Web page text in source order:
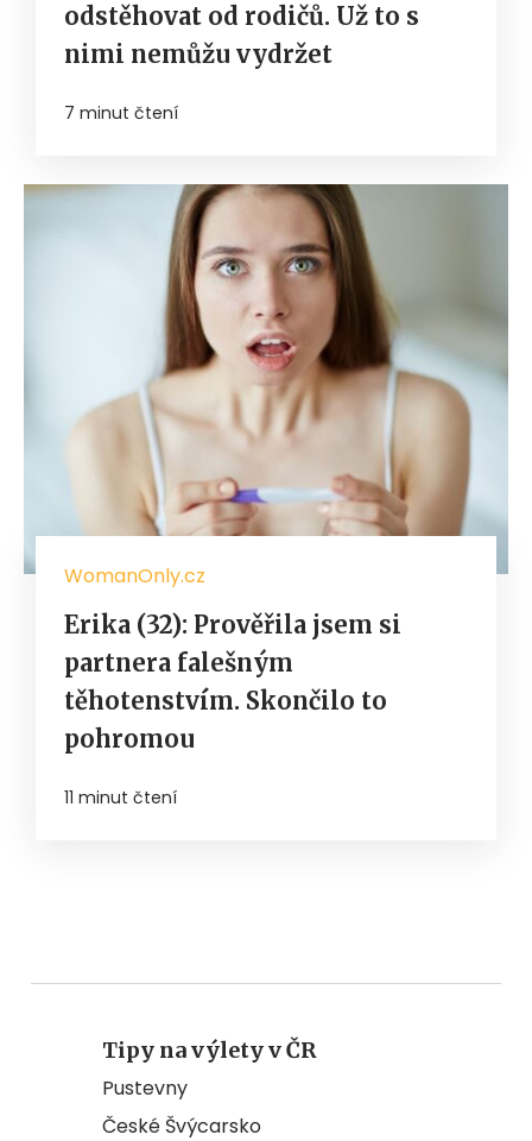
odstěhovat od rodičů. Už to s
nimi nemůžu vydržet
7 minut čtení
WomanOnly.cz
Erika (32): Prověřila jsem si
partnera falešným
těhotenstvím. Skončilo to
pohromou
11 minut čtení
Tipy na výlety v ČR
Pustevny
České Švýcarsko